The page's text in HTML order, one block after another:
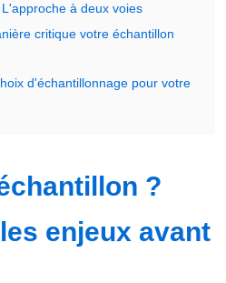
à deux voies
critique votre échantillon
d'échantillonnage pour votre
?
enjeux avant